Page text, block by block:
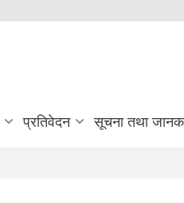
प्रतिवेदन सूचना तथा